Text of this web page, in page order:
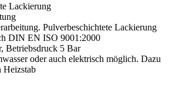
Lackierung
Pulverbeschichtete Lackierung
DIN EN ISO 9001:2000
Betriebsdruck 5 Bar
oder auch elektrisch möglich. Dazu
Heizstab